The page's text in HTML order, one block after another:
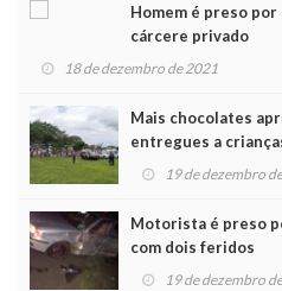
Homem é preso
cárcere privado
18 de dezembro de 2021
Mais chocolates
entregues a
19 de dezembro
Motorista é preso
com dois feridos
19 de dezembro